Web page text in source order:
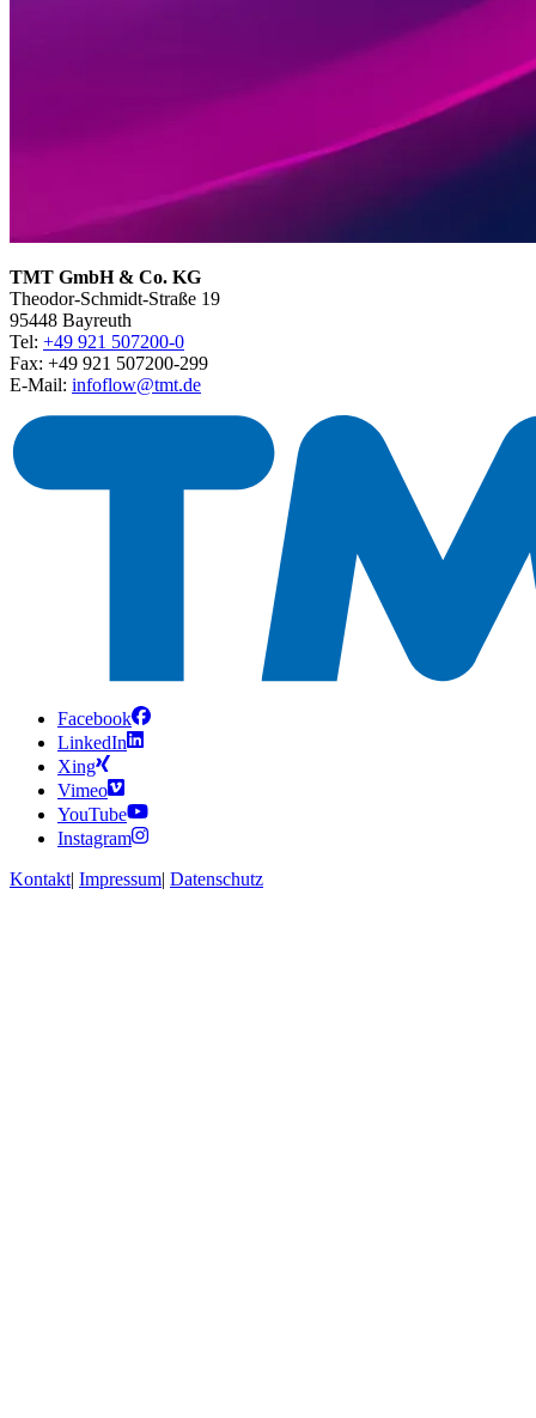
TMT GmbH & Co. KG
Theodor-Schmidt-Straße 19
95448 Bayreuth
Tel: +49 921 507200-0
Fax: +49 921 507200-299
E-Mail: infoflow@tmt.de
Facebook
LinkedIn
Xing
Vimeo
YouTube
Instagram
Kontakt| Impressum| Datenschutz